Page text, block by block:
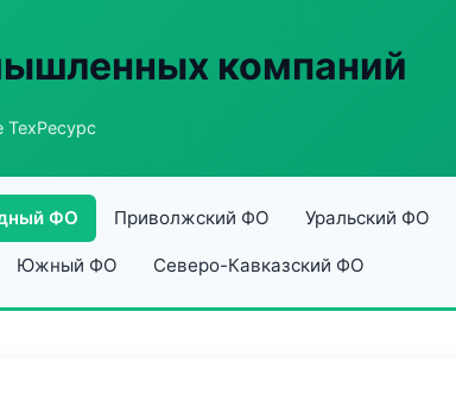
компаний
ТехРесурс
ФО Приволжский ФО Уральский ФО
Южный ФО Северо-Кавказский ФО